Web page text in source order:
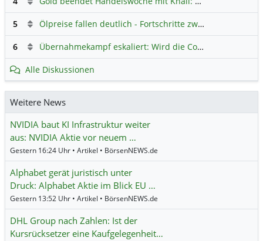
5 Ölpreise fallen deutlich - Fortschritte zwischen USA und Iran belasten
6 Übernahmekampf eskaliert: Wird die Commerzbank italienisch?
Alle Diskussionen
Weitere News
NVIDIA baut KI Infrastruktur weiter
aus: NVIDIA Aktie vor neuem …
Gestern 16:24 Uhr • Artikel • BörsenNEWS.de
Alphabet gerät juristisch unter
Druck: Alphabet Aktie im Blick EU …
Gestern 13:52 Uhr • Artikel • BörsenNEWS.de
DHL Group nach Zahlen: Ist der
Kursrücksetzer eine Kaufgelegenheit…